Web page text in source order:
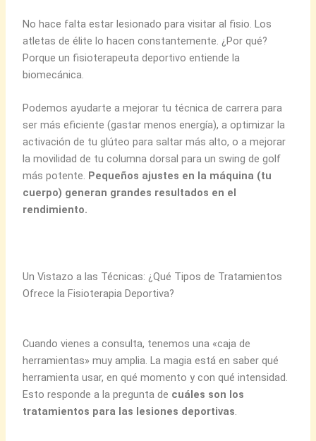
No hace falta estar lesionado para visitar al fisio. Los
atletas de élite lo hacen constantemente. ¿Por qué?
Porque un fisioterapeuta deportivo entiende la
biomecánica.
Podemos ayudarte a mejorar tu técnica de carrera para
ser más eficiente (gastar menos energía), a optimizar la
activación de tu glúteo para saltar más alto, o a mejorar
la movilidad de tu columna dorsal para un swing de golf
más potente. Pequeños ajustes en la máquina (tu
cuerpo) generan grandes resultados en el
rendimiento.
Un Vistazo a las Técnicas: ¿Qué Tipos de Tratamientos
Ofrece la Fisioterapia Deportiva?
Cuando vienes a consulta, tenemos una «caja de
herramientas» muy amplia. La magia está en saber qué
herramienta usar, en qué momento y con qué intensidad.
Esto responde a la pregunta de cuáles son los
tratamientos para las lesiones deportivas.